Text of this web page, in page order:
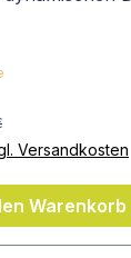
Versandkosten
Warenkorb